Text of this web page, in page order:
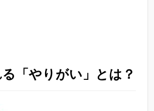
「やりがい」とは？